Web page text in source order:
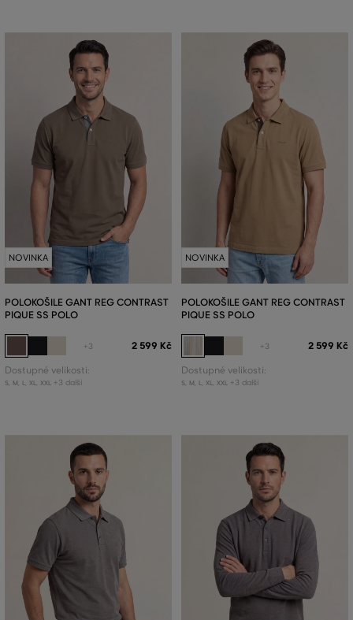
NOVINKA
POLOKOŠILE GANT REG CONTRAST
PIQUE SS POLO
+3 2 599 Kč
Dostupné velikosti:
S, M L XL XXL +3 další
NOVINKA
POLOKOŠILE GANT REG CONTRAST
PIQUE SS POLO
+3 2 599 Kč
Dostupné velikosti:
S, M L XL XXL +3 další